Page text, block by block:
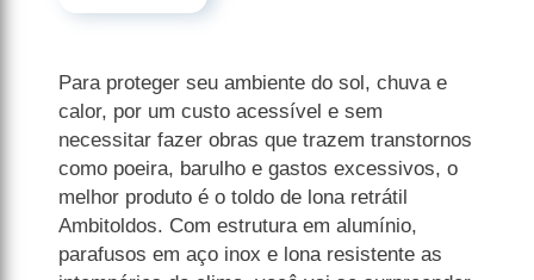
Para proteger seu ambiente do sol, chuva e
calor, por um custo acessível e sem
necessitar fazer obras que trazem transtornos
como poeira, barulho e gastos excessivos, o
melhor produto é o toldo de lona retrátil
Ambitoldos. Com estrutura em alumínio,
parafusos em aço inox e lona resistente as